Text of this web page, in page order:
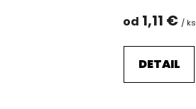
od 1,11 € / ks
DETAIL